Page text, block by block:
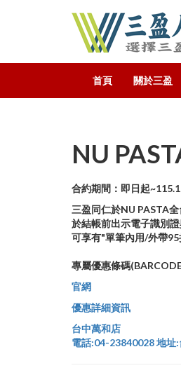
首頁 關於三盈
NU
合約期間：即日起
三盈同仁於NU PASTA全
於結帳前出示電子識別
可享有"單筆內用/外帶95
專屬優惠條碼
官網
優惠詳細資訊
台中萬和店
電話:04-23840028 地址